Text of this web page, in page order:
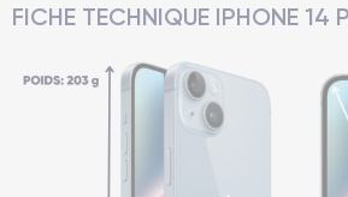
FICHE TECHNIQUE IPHONE 14